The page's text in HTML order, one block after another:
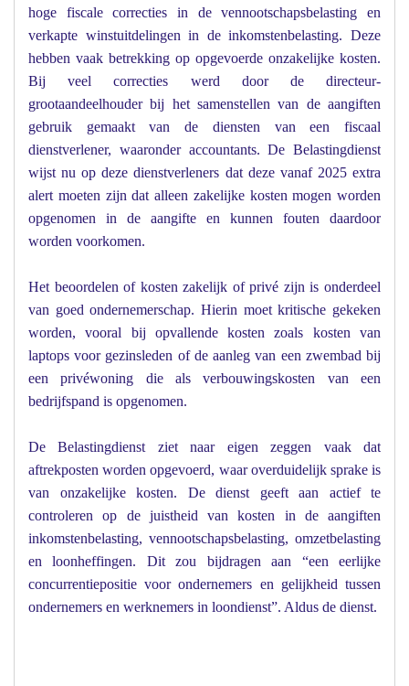
hoge fiscale correcties in de vennootschapsbelasting en
verkapte winstuitdelingen in de inkomstenbelasting. Deze
hebben vaak betrekking op opgevoerde onzakelijke kosten.
Bij veel correcties werd door de directeur-
grootaandeelhouder bij het samenstellen van de aangiften
gebruik gemaakt van de diensten van een fiscaal
dienstverlener, waaronder accountants. De Belastingdienst
wijst nu op deze dienstverleners dat deze vanaf 2025 extra
alert moeten zijn dat alleen zakelijke kosten mogen worden
opgenomen in de aangifte en kunnen fouten daardoor
worden voorkomen.
Het beoordelen of kosten zakelijk of privé zijn is onderdeel
van goed ondernemerschap. Hierin moet kritische gekeken
worden, vooral bij opvallende kosten zoals kosten van
laptops voor gezinsleden of de aanleg van een zwembad bij
een privéwoning die als verbouwingskosten van een
bedrijfspand is opgenomen.
De Belastingdienst ziet naar eigen zeggen vaak dat
aftrekposten worden opgevoerd, waar overduidelijk sprake is
van onzakelijke kosten. De dienst geeft aan actief te
controleren op de juistheid van kosten in de aangiften
inkomstenbelasting, vennootschapsbelasting, omzetbelasting
en loonheffingen. Dit zou bijdragen aan “een eerlijke
concurrentiepositie voor ondernemers en gelijkheid tussen
ondernemers en werknemers in loondienst”. Aldus de dienst.